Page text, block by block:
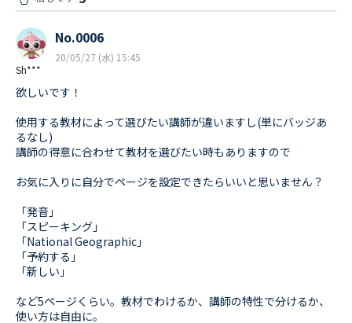
Sh***
No.0006
20/05/27 (水) 15:45
欲しいです！
使用する教材によって選びたい講師が違いますし(単にバッジあ
るなし)
講師の得意に合わせて教材を選びたい時もありますので
お気に入りに自分でページを設定できたらいいと思いません？
「発音」
「スピーキング」
「National Geographic」
「予約する」
「新しい」
など5ページくらい。教材でわけるか、講師の特性で分けるか、
使い方は自由に。